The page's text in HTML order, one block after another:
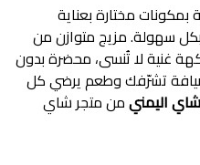
بمكونات مختارة بعناية
سهولة. مزيج متوازن من
غنية لا تُنسى، محضرة بدون
تشرّفك وطعم يرضي كل
اليمنيمن متجر شاي